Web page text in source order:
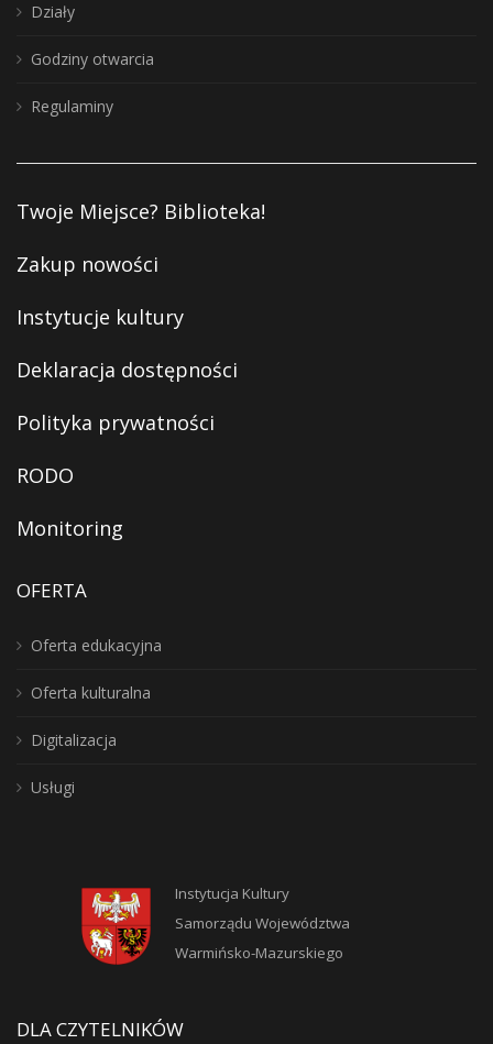
Działy
Godziny otwarcia
Regulaminy
Twoje Miejsce? Biblioteka!
Zakup nowości
Instytucje kultury
Deklaracja dostępności
Polityka prywatności
RODO
Monitoring
OFERTA
Oferta edukacyjna
Oferta kulturalna
Digitalizacja
Usługi
Instytucja Kultury
Samorządu Województwa
Warmińsko-Mazurskiego
DLA CZYTELNIKÓW